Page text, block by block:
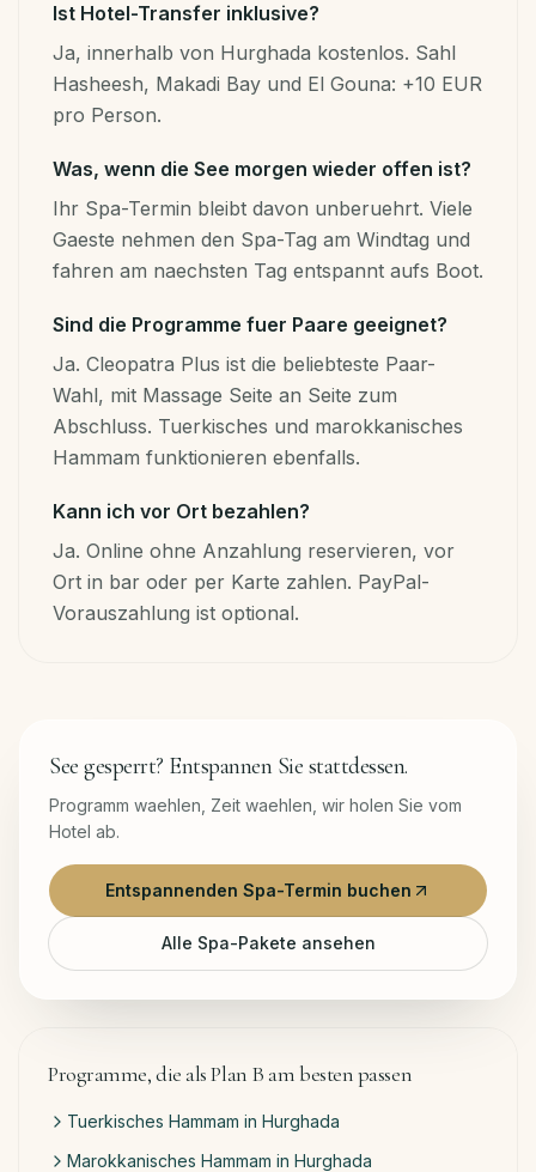
Ist Hotel-Transfer inklusive?
Ja, innerhalb von Hurghada kostenlos. Sahl
Hasheesh, Makadi Bay und El Gouna: +10 EUR
pro Person.
Was, wenn die See morgen wieder offen ist?
Ihr Spa-Termin bleibt davon unberuehrt. Viele
Gaeste nehmen den Spa-Tag am Windtag und
fahren am naechsten Tag entspannt aufs Boot.
Sind die Programme fuer Paare geeignet?
Ja. Cleopatra Plus ist die beliebteste Paar-
Wahl, mit Massage Seite an Seite zum
Abschluss. Tuerkisches und marokkanisches
Hammam funktionieren ebenfalls.
Kann ich vor Ort bezahlen?
Ja. Online ohne Anzahlung reservieren, vor
Ort in bar oder per Karte zahlen. PayPal-
Vorauszahlung ist optional.
See gesperrt? Entspannen Sie stattdessen.
Programm waehlen, Zeit waehlen, wir holen Sie vom
Hotel ab.
Entspannenden Spa-Termin buchen
Alle Spa-Pakete ansehen
Programme, die als Plan B am besten passen
Tuerkisches Hammam in Hurghada
Marokkanisches Hammam in Hurghada